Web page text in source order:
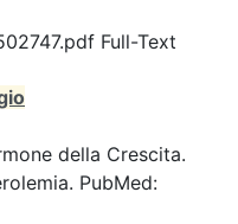
Full-Text
della Crescita.
PubMed: